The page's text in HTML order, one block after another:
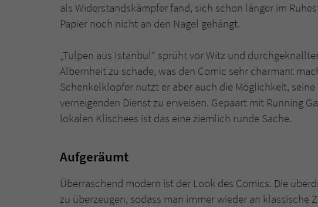
als Widerstandskämpfer fand, sich schon länger im
Papier noch nicht an den Nagel gehängt.
„Tulpen aus Istanbul“ sprüht vor Witz und
Albernheit zu schade, was den Comic sehr charmant
Schenkelklopfer nutzt er aber auch die Möglichkeit,
verneigenden Dienst zu erweisen. Gepaart mit Running
lokalen Klischees ist das eine ziemlich runde Sache.
Aufgeräumt
Überraschend modern ist der Look des Comics. Die
zu überzeugen, sodass man immer wieder an klassische